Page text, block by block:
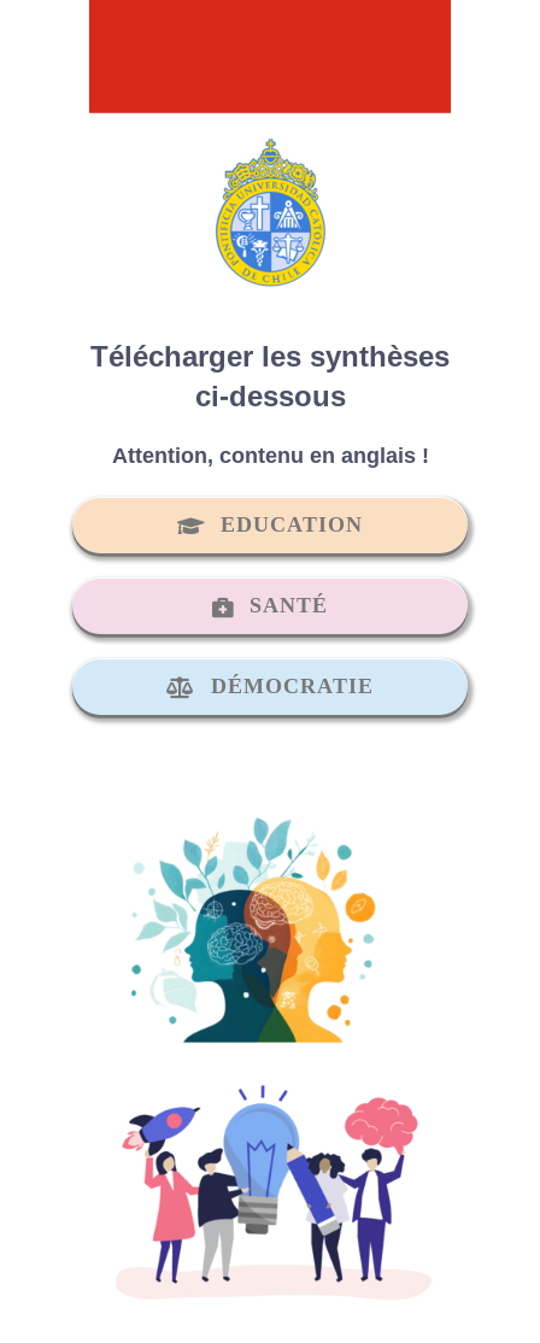
Télécharger les synthèses
ci-dessous
Attention, contenu en anglais !
EDUCATION
SANTÉ
DÉMOCRATIE